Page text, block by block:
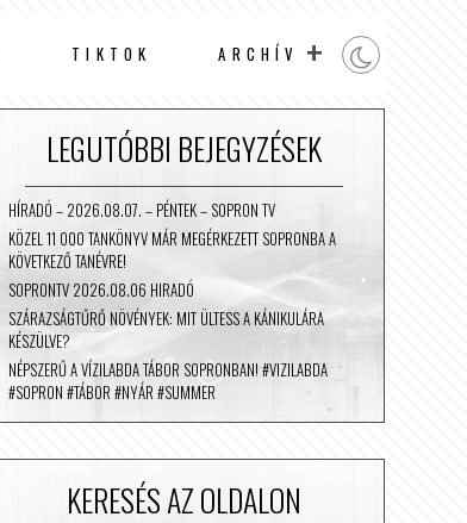
TIKTOK ARCHÍV
LEGUTÓBBI BEJEGYZÉSEK
HÍRADÓ – 2026.08.07. – PÉNTEK – SOPRON TV
KÖZEL 11 000 TANKÖNYV MÁR MEGÉRKEZETT SOPRONBA A
KÖVETKEZŐ TANÉVRE!
SOPRONTV 2026.08.06 HIRADÓ
SZÁRAZSÁGTŰRŐ NÖVÉNYEK: MIT ÜLTESS A KÁNIKULÁRA
KÉSZÜLVE?
NÉPSZERŰ A VÍZILABDA TÁBOR SOPRONBAN! #VIZILABDA
#SOPRON #TÁBOR #NYÁR #SUMMER
KERESÉS AZ OLDALON